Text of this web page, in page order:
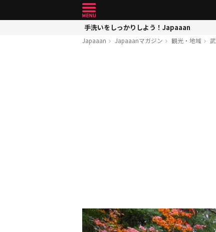
手洗いをしっかりしよう！Japaaan
Japaaan Japaaanマガジン 観光・地域